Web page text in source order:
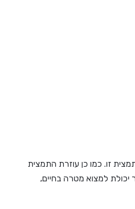
זו. כמו כן עוזרת התמצית
יכולת למצוא מטרה בחיים,